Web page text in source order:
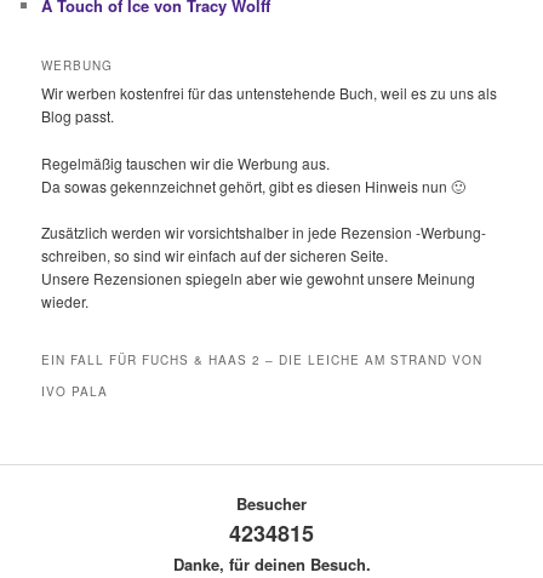
A Touch of Ice von Tracy Wolff
WERBUNG
Wir werben kostenfrei für das untenstehende Buch, weil es zu uns als
Blog passt.
Regelmäßig tauschen wir die Werbung aus.
Da sowas gekennzeichnet gehört, gibt es diesen Hinweis nun 🙂
Zusätzlich werden wir vorsichtshalber in jede Rezension -Werbung-
schreiben, so sind wir einfach auf der sicheren Seite.
Unsere Rezensionen spiegeln aber wie gewohnt unsere Meinung
wieder.
EIN FALL FÜR FUCHS & HAAS 2 – DIE LEICHE AM STRAND VON
IVO PALA
Besucher
4234815
Danke, für deinen Besuch.